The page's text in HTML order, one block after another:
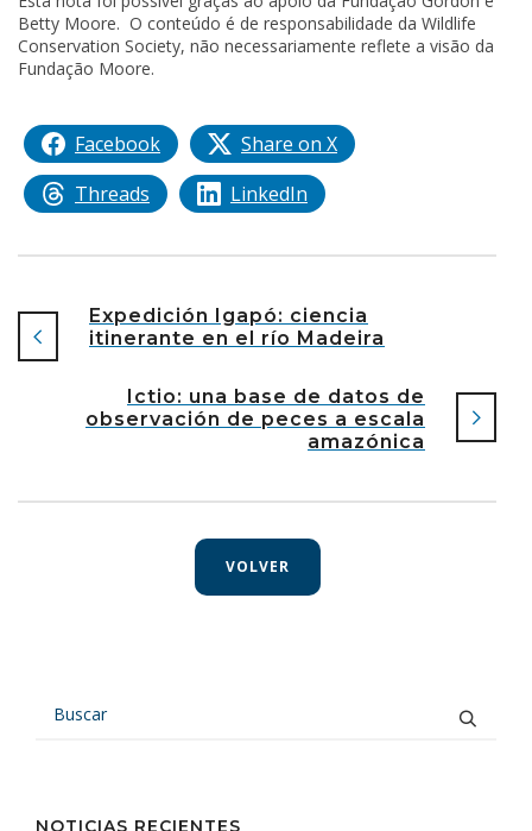
Betty Moore. O conteúdo é de responsabilidade da Wildlife
Conservation Society, não necessariamente reflete a visão da
Fundação Moore.
Facebook
Share on X
Threads
LinkedIn
Expedición Igapó: ciencia
itinerante en el río Madeira
Ictio: una base de datos de
observación de peces a escala
amazónica
VOLVER
NOTICIAS RECIENTES